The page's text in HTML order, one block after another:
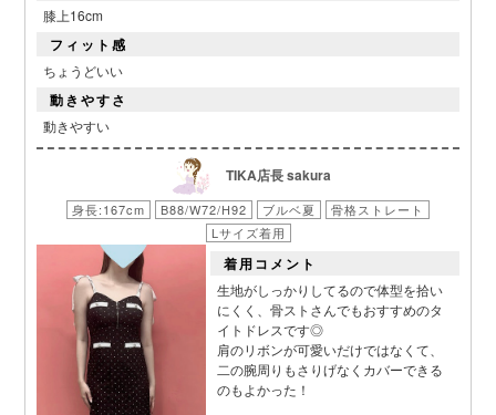
■カラーバリエーション
膝上16cm
フィット感
ちょうどいい
動きやすさ
動きやすい
TIKA店長 sakura
身長:167cm B88/W72/H92 ブルベ夏
骨格ストレート
Lサイズ着用
着用コメント
生地がしっかりしてるので体型を拾い
にくく、骨ストさんでもおすすめのタ
イトドレスです◎
肩のリボンが可愛いだけではなくて、
二の腕周りもさりげなくカバーできる
のもよかった！